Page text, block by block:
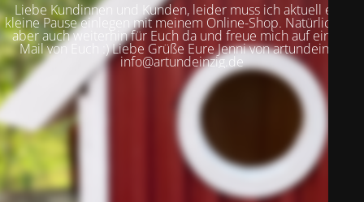
Liebe Kundinnen und Kunden, leider muss ich aktuell eine
kleine Pause einlegen mit meinem Online-Shop. Natürlich bin
aber auch weiterhin für Euch da und freue mich auf eine E-
Mail von Euch :) Liebe Grüße Eure Jenni von artundeinzig
info@artundeinzig.de